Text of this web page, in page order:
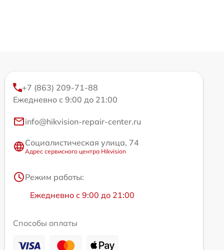
+7 (863) 209-71-88
Ежедневно с 9:00 до 21:00
info@hikvision-repair-center.ru
Социалистическая улица, 74
Адрес сервисного центра Hikvision
Режим работы:
Ежедневно с 9:00 до 21:00
Способы оплаты